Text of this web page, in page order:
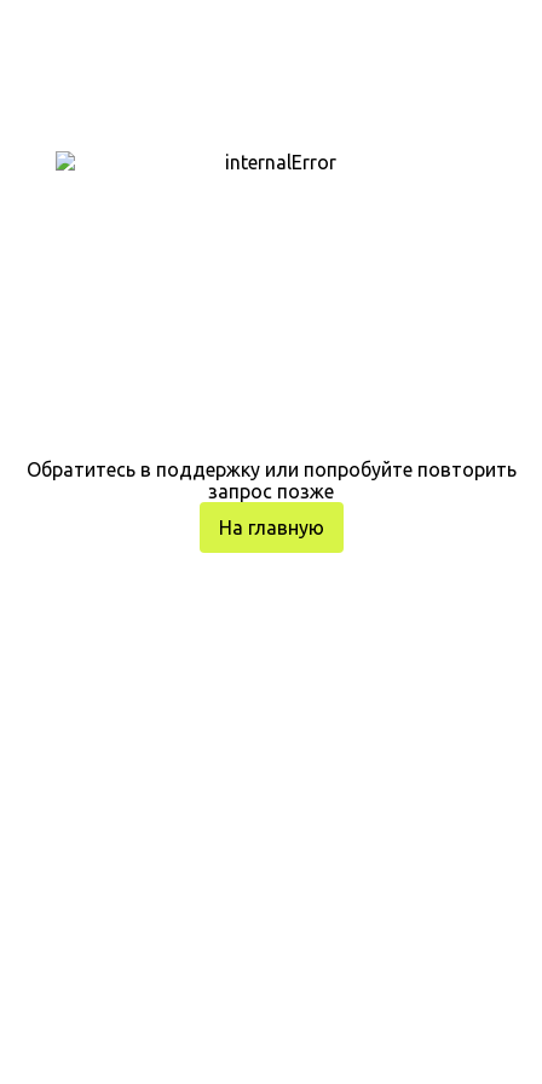
Обратитесь в поддержку или попробуйте повторить
запрос позже
На главную